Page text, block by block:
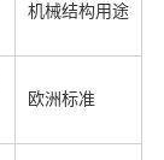
机械结构用途
欧洲标准